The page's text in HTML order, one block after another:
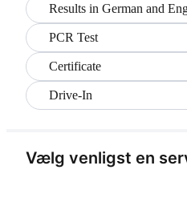
Results in German and
PCR Test
Certificate
Drive-In
Vælg venligst en